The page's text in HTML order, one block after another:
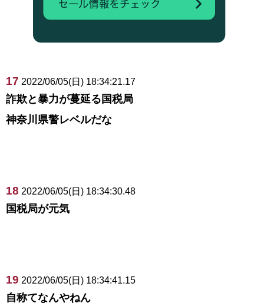
17 2022/06/05(日) 18:34:21.17
詐欺と暴力が蔓延る国税局
神奈川県警レベルだな
18 2022/06/05(日) 18:34:30.48
国税局が元気
19 2022/06/05(日) 18:34:41.15
自称てなんやねん